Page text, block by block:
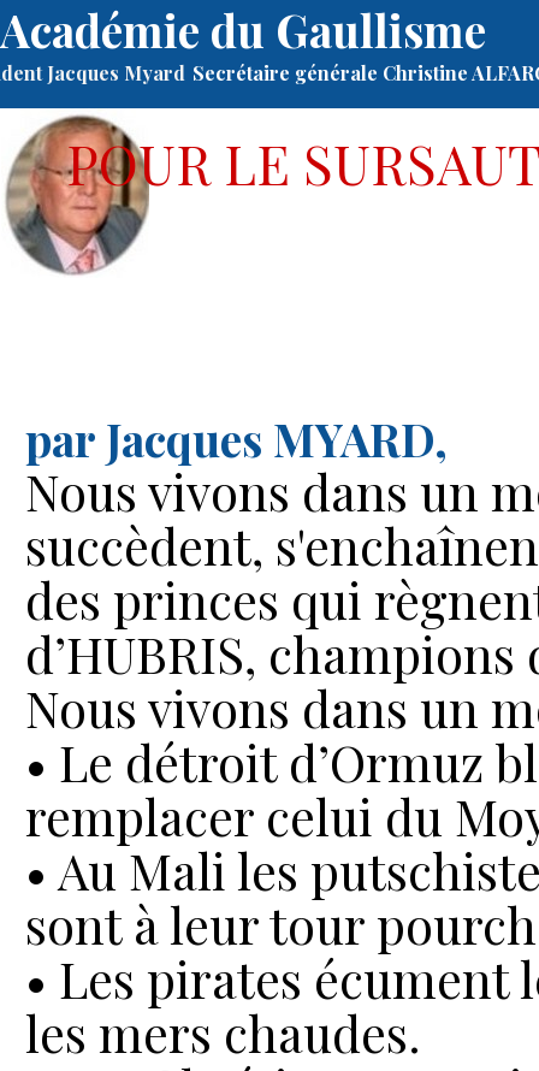
Académie du Gaullisme
Jacques Myard Secrétaire générale Christine
POUR LE
par Jacques MYARD,
Nous vivons dans un
succèdent,
des princes qui
d’HUBRIS,
Nous vivons dans un
• Le détroit d’Ormuz
remplacer celui du
• Au Mali les
sont à leur tour
• Les pirates écument
les mers chaudes.